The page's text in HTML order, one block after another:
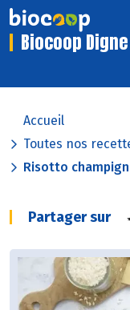
Biocoop Digne
Accueil
Toutes nos
Risotto
Partager sur